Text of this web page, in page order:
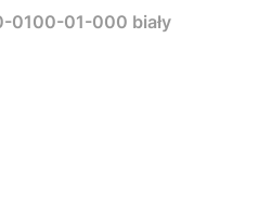
0100-01-000 biały